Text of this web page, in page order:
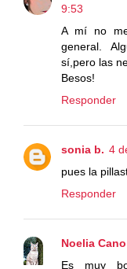
9:53
A mí no
general.
sí,pero las
Besos!
Responder
sonia b. 4
pues la
Responder
Noelia Cano
Es muy